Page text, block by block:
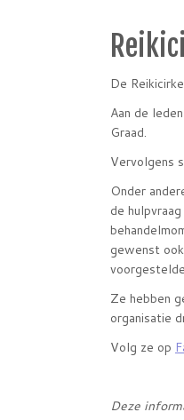
De
Aan de
Graad.
Vervolgens
Onder
de
gewenst
Ze hebben
organisatie
Volg ze op
Deze